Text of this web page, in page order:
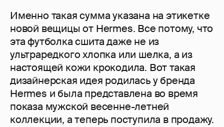
Именно такая сумма указана на этикетке
новой вещицы от Hermes. Все потому, что
эта футболка сшита даже не из
ультраредкого хлопка или шелка, а из
настоящей кожи крокодила. Вот такая
дизайнерская идея родилась у бренда
Hermes и была представлена во время
показа мужской весенне-летней
коллекции, а теперь поступила в продажу.